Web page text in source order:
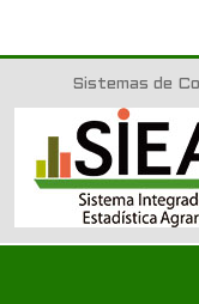
Sistemas de